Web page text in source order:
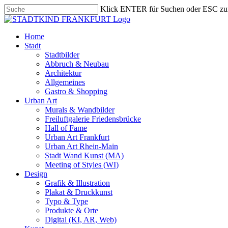
Skip
to
content
Klick ENTER für Suchen oder ESC
Close
search
Menu
Home
Stadt
Stadtbilder
Abbruch & Neubau
Architektur
Allgemeines
Gastro & Shopping
Urban Art
Murals & Wandbilder
Freiluftgalerie Friedensbrücke
Hall of Fame
Urban Art Frankfurt
Urban Art Rhein-Main
Stadt Wand Kunst (MA)
Meeting of Styles (WI)
Design
Grafik & Illustration
Plakat & Druckkunst
Typo & Type
Produkte & Orte
Digital (KI, AR, Web)